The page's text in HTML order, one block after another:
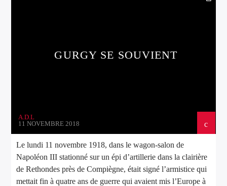
GURGY SE SOUVIENT
A.D.L
11 NOVEMBRE 2018
Le lundi 11 novembre 1918, dans le wagon-salon de
Napoléon III stationné sur un épi d’artillerie dans la clairière
de Rethondes près de Compiègne, était signé l’armistice qui
mettait fin à quatre ans de guerre qui avaient mis l’Europe à